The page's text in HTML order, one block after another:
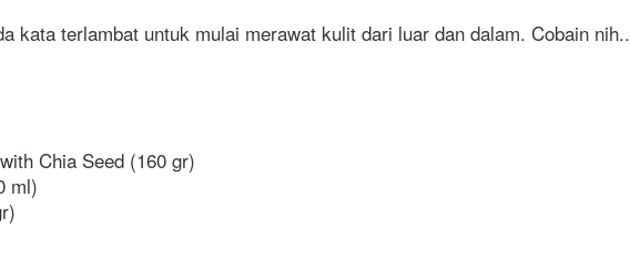
kata terlambat untuk mulai merawat kulit dari luar dan dalam. Cobain nih..
Chia Seed (160 gr)
ml)